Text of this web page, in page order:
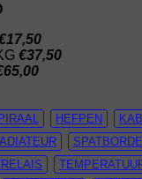
€37,50
HEFPEN